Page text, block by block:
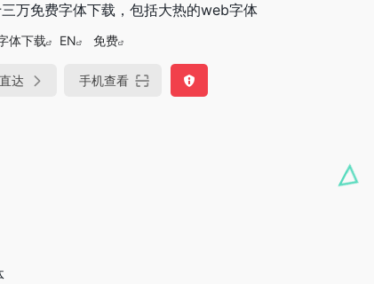
万免费字体下载，包括大热的web字体
体下载 EN 免费
达 手机查看